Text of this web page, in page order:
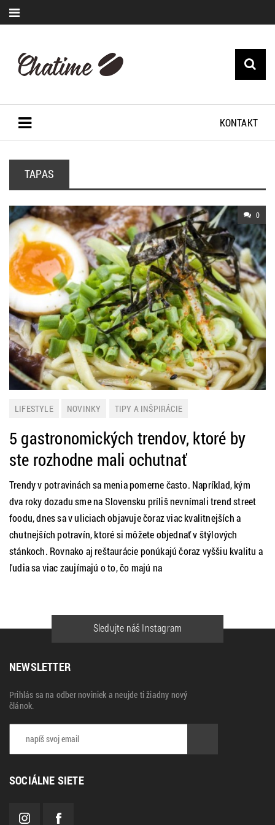
KONTAKT
TAPAS
0
LIFESTYLE NOVINKY TIPY A INŠPIRÁCIE
5 gastronomických trendov, ktoré by
ste rozhodne mali ochutnať
Trendy v potravinách sa menia pomerne často. Napríklad, kým
dva roky dozadu sme na Slovensku príliš nevnímali trend street
foodu, dnes sa v uliciach objavuje čoraz viac kvalitnejších a
chutnejších potravín, ktoré si môžete objednať v štýlových
stánkoch. Rovnako aj reštaurácie ponúkajú čoraz vyššiu kvalitu a
ľudia sa viac zaujímajú o to, čo majú na
Sledujte náš Instagram
NEWSLETTER
Prihlás sa na odber noviniek a neujde ti žiadny nový
článok.
SOCIÁLNE SIETE